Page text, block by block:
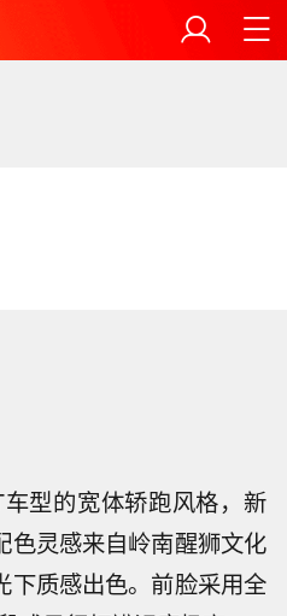
型的宽体轿跑风格，新
色灵感来自岭南醒狮文化
下质感出色。前脸采用全